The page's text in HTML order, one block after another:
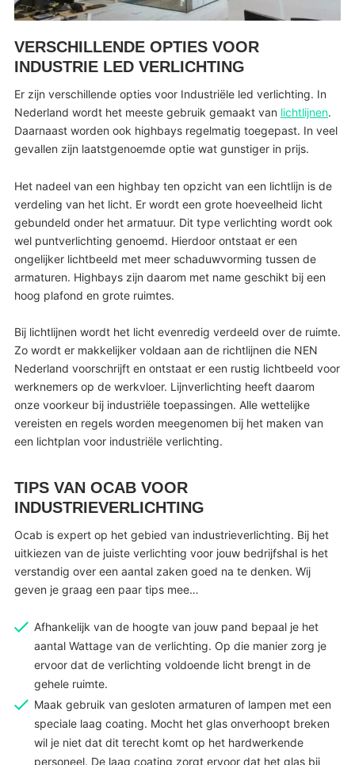
VERSCHILLENDE OPTIES VOOR
INDUSTRIE LED VERLICHTING
Er zijn verschillende opties voor Industriële led verlichting. In
Nederland wordt het meeste gebruik gemaakt van lichtlijnen.
Daarnaast worden ook highbays regelmatig toegepast. In veel
gevallen zijn laatstgenoemde optie wat gunstiger in prijs.
Het nadeel van een highbay ten opzicht van een lichtlijn is de
verdeling van het licht. Er wordt een grote hoeveelheid licht
gebundeld onder het armatuur. Dit type verlichting wordt ook
wel puntverlichting genoemd. Hierdoor ontstaat er een
ongelijker lichtbeeld met meer schaduwvorming tussen de
armaturen. Highbays zijn daarom met name geschikt bij een
hoog plafond en grote ruimtes.
Bij lichtlijnen wordt het licht evenredig verdeeld over de ruimte.
Zo wordt er makkelijker voldaan aan de richtlijnen die NEN
Nederland voorschrijft en ontstaat er een rustig lichtbeeld voor
werknemers op de werkvloer. Lijnverlichting heeft daarom
onze voorkeur bij industriële toepassingen. Alle wettelijke
vereisten en regels worden meegenomen bij het maken van
een lichtplan voor industriële verlichting.
TIPS VAN OCAB VOOR
INDUSTRIEVERLICHTING
Ocab is expert op het gebied van industrieverlichting. Bij het
uitkiezen van de juiste verlichting voor jouw bedrijfshal is het
verstandig over een aantal zaken goed na te denken. Wij
geven je graag een paar tips mee…
Afhankelijk van de hoogte van jouw pand bepaal je het
aantal Wattage van de verlichting. Op die manier zorg je
ervoor dat de verlichting voldoende licht brengt in de
gehele ruimte.
Maak gebruik van gesloten armaturen of lampen met een
speciale laag coating. Mocht het glas onverhoopt breken
wil je niet dat dit terecht komt op het hardwerkende
personeel. De laag coating zorgt ervoor dat het glas bij